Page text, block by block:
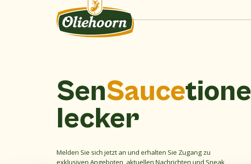
SenSauce
lecker
Melden Sie sich jetzt an und erhalten Sie Zugang zu
exklusiven Angeboten, aktuellen Nachrichten und Sneak